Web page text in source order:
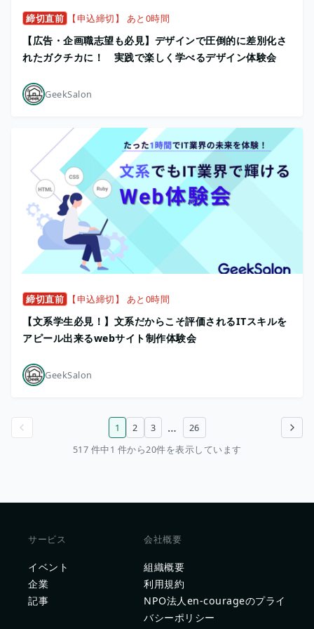
締切直前 【申込締切】 あと0時間
【広告・企画職志望も必見】デザインで圧倒的に差別化さ
れたガクチカに！ 実践で楽しく学べるデザイン体験会
GeekSalon
締切直前 【申込締切】 あと0時間
【文系学生必見！】文系だからこそ評価されるITスキルを
アピール出来るwebサイト制作体験会
GeekSalon
次のページ
1 2 3 …
26
517 件中1 件から20件を表示しています
サービス
イベント
企業
記事
会社概要
組織概要
利用規約
NPO法人en-courageのプライ
バシーポリシー